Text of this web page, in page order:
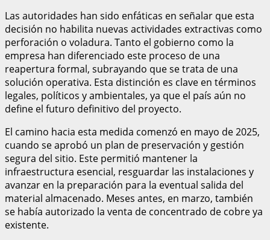
Las autoridades han sido enfáticas en señalar que esta
decisión no habilita nuevas actividades extractivas como
perforación o voladura. Tanto el gobierno como la
empresa han diferenciado este proceso de una
reapertura formal, subrayando que se trata de una
solución operativa. Esta distinción es clave en términos
legales, políticos y ambientales, ya que el país aún no
define el futuro definitivo del proyecto.
El camino hacia esta medida comenzó en mayo de 2025,
cuando se aprobó un plan de preservación y gestión
segura del sitio. Este permitió mantener la
infraestructura esencial, resguardar las instalaciones y
avanzar en la preparación para la eventual salida del
material almacenado. Meses antes, en marzo, también
se había autorizado la venta de concentrado de cobre ya
existente.